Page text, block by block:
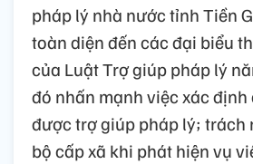
pháp lý nhà nước tỉnh Tiền
toàn diện đến các đại biểu
của Luật Trợ giúp pháp lý
đó nhấn mạnh việc xác
được trợ giúp pháp lý; trách
bộ cấp xã khi phát hiện vụ